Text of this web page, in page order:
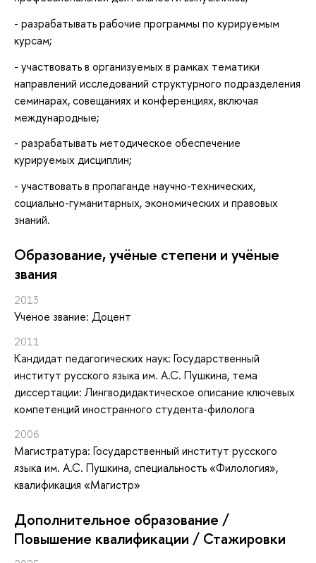
- разрабатывать рабочие программы по курируемым
курсам;
- участвовать в организуемых в рамках тематики
направлений исследований структурного подразделения
семинарах, совещаниях и конференциях, включая
международные;
- разрабатывать методическое обеспечение
курируемых дисциплин;
- участвовать в пропаганде научно-технических,
социально-гуманитарных, экономических и правовых
знаний.
Oбразование, учёные степени и учёные
звания
2013
Ученое звание: Доцент
2011
Кандидат педагогических наук: Государственный
институт русского языка им. А.С. Пушкина, тема
диссертации: Лингводидактическое описание ключевых
компетенций иностранного студента-филолога
2006
Магистратура: Государственный институт русского
языка им. А.С. Пушкина, специальность «Филология»,
квалификация «Магистр»
Дополнительное образование /
Повышение квалификации / Стажировки